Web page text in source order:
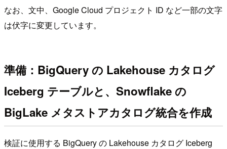
なお、文中、Google Cloud プロジェクト ID など一部の文字
は伏字に変更しています。
準備：BigQuery の Lakehouse カタログ
Iceberg テーブルと、Snowflake の
BigLake メタストアカタログ統合を作成
検証に使用する BigQuery の Lakehouse カタログ Iceberg